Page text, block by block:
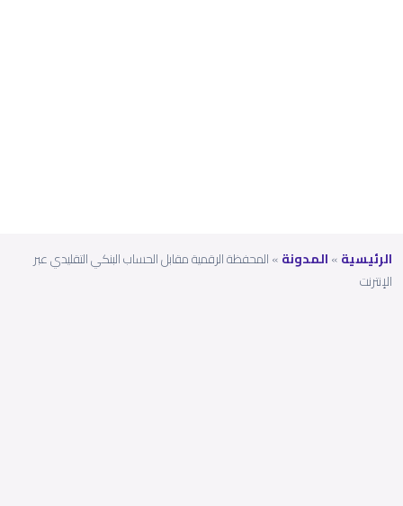
الرئيسية»المدونة»المحفظة الرقمية مقابل الحساب البنكي التقليدي عبر
الإنترنت